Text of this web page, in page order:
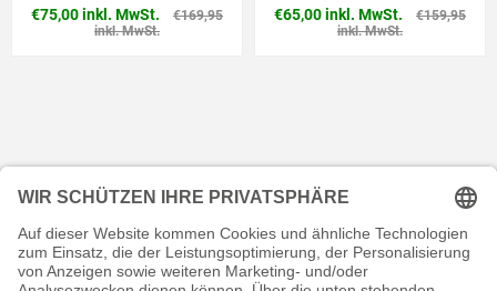
€75,00 inkl. MwSt.
€169,95
inkl. MwSt.
€65,00 inkl. MwSt.
€159,95
inkl. MwSt.